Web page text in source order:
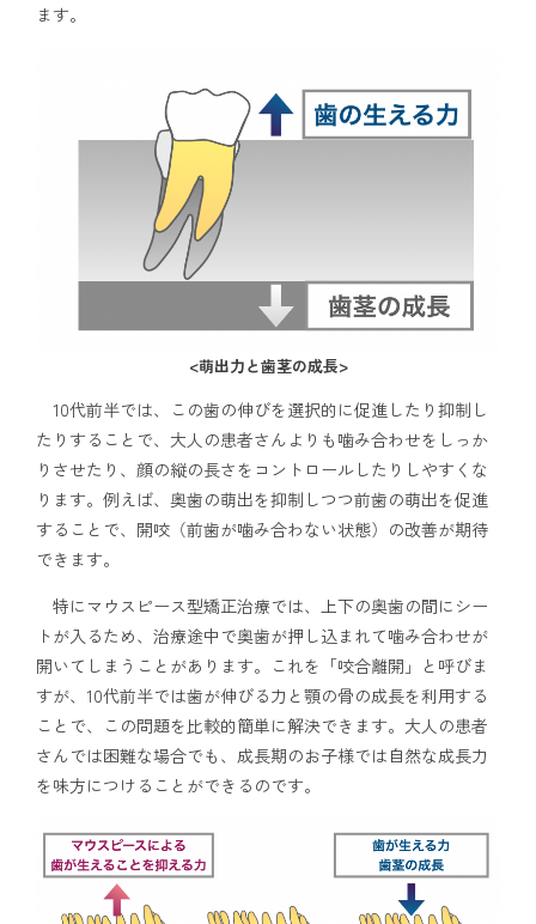
ます。
<萌出力と歯茎の成長>
10代前半では、この歯の伸びを選択的に促進したり抑制し
たりすることで、大人の患者さんよりも噛み合わせをしっか
りさせたり、顔の縦の長さをコントロールしたりしやすくな
ります。例えば、奥歯の萌出を抑制しつつ前歯の萌出を促進
することで、開咬（前歯が噛み合わない状態）の改善が期待
できます。
特にマウスピース型矯正治療では、上下の奥歯の間にシー
トが入るため、治療途中で奥歯が押し込まれて噛み合わせが
開いてしまうことがあります。これを「咬合離開」と呼びま
すが、10代前半では歯が伸びる力と顎の骨の成長を利用する
ことで、この問題を比較的簡単に解決できます。大人の患者
さんでは困難な場合でも、成長期のお子様では自然な成長力
を味方につけることができるのです。